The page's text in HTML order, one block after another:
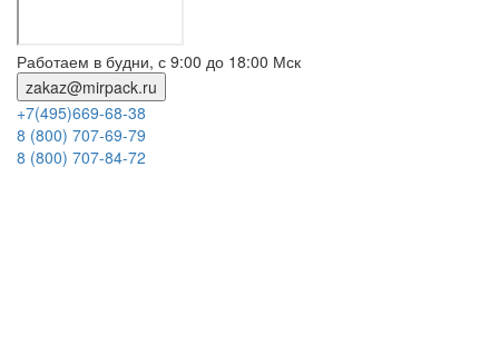
Работаем в будни, с 9:00 до 18:00 Мск
zakaz@mirpack.ru
+7(495)669-68-38
8 (800) 707-69-79
8 (800) 707-84-72